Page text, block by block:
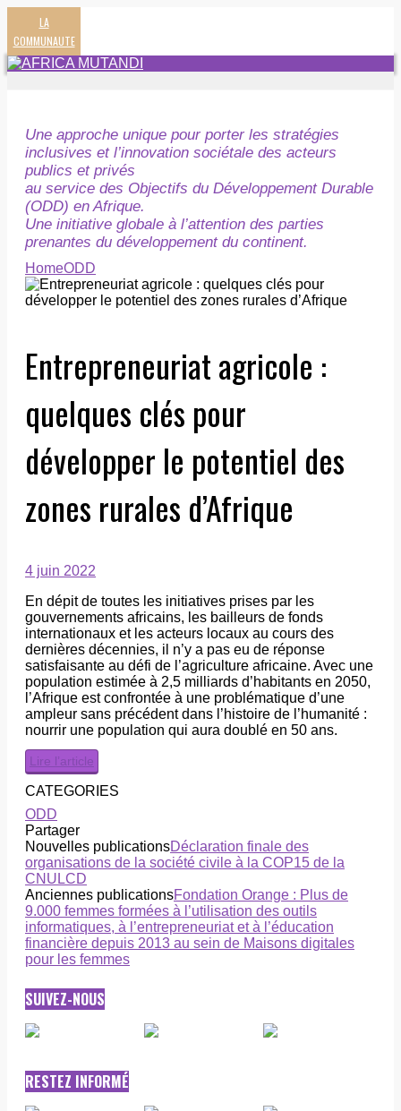
LA
COMMUNAUTE
Une approche unique pour porter les stratégies
inclusives et l’innovation sociétale des acteurs
publics et privés
au service des Objectifs du Développement Durable
(ODD) en Afrique.
Une initiative globale à l’attention des parties
prenantes du développement du continent.
HomeODD
Entrepreneuriat agricole :
quelques clés pour
développer le potentiel des
zones rurales d’Afrique
4 juin 2022
En dépit de toutes les initiatives prises par les
gouvernements africains, les bailleurs de fonds
internationaux et les acteurs locaux au cours des
dernières décennies, il n’y a pas eu de réponse
satisfaisante au défi de l’agriculture africaine. Avec une
population estimée à 2,5 milliards d’habitants en 2050,
l’Afrique est confrontée à une problématique d’une
ampleur sans précédent dans l’histoire de l’humanité :
nourrir une population qui aura doublé en 50 ans.
Lire l’article
CATEGORIES
ODD
Partager
Nouvelles publicationsDéclaration finale des
organisations de la société civile à la COP15 de la
CNULCD
Anciennes publicationsFondation Orange : Plus de
9.000 femmes formées à l’utilisation des outils
informatiques, à l’entrepreneuriat et à l’éducation
financière depuis 2013 au sein de Maisons digitales
pour les femmes
SUIVEZ-NOUS
RESTEZ INFORMÉ